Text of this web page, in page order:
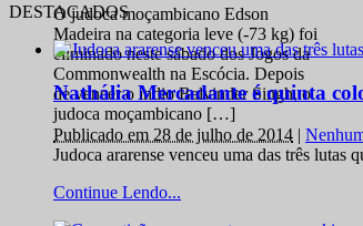
O judoca moçambicano Edson
Madeira na categoria leve (-73 kg) foi
eliminado neste sábado dos Jogos da
Commonwealth na Escócia. Depois
de vencer o índio Balvinder Singh, o
judoca moçambicano […]
DESTACADOS
Nathália Mercadante é quinta
Publicado em 28 de julho de 2014 |
Judoca ararense venceu uma das três
Continue Lendo...